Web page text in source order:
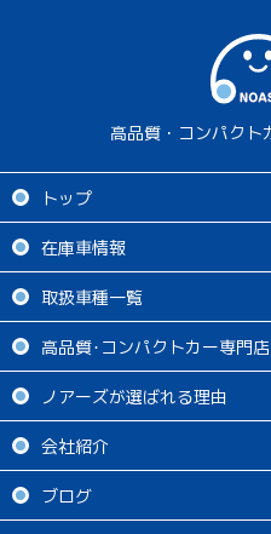
高品質・コンパクト
トップ
在庫車情報
取扱車種一覧
高品質･コンパクトカー専門
ノアーズが選ばれる理由
会社紹介
ブログ